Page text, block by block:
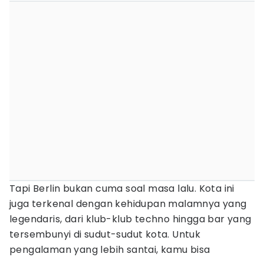
Tapi Berlin bukan cuma soal masa lalu. Kota ini
juga terkenal dengan kehidupan malamnya yang
legendaris, dari klub-klub techno hingga bar yang
tersembunyi di sudut-sudut kota. Untuk
pengalaman yang lebih santai, kamu bisa